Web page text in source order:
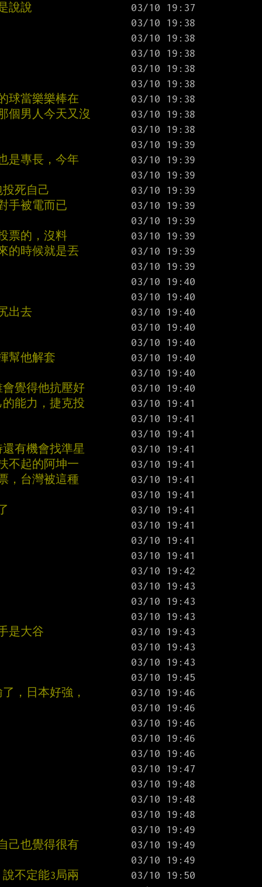
說說
球當樂樂棒在
個男人今天又沒
是專長，今年
死自己
手被電而已
票的，沒料
的時候就是丟
出去
幫他解套
覺得他抗壓好
能力，捷克投
有機會找準星
不起的阿坤一
，台灣被這種
是大谷
，日本好強，
己也覺得很有
不定能3局兩